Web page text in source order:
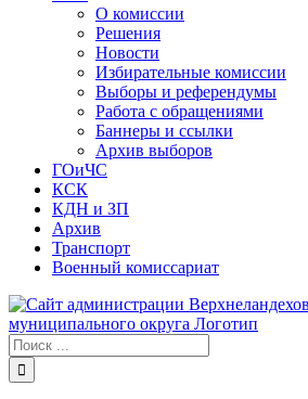
О комиссии
Решения
Новости
Избирательные комиссии
Выборы и референдумы
Работа с обращениями
Баннеры и ссылки
Архив выборов
ГОиЧС
КСК
КДН и ЗП
Архив
Транспорт
Военный комиссариат
Результат
поиска: